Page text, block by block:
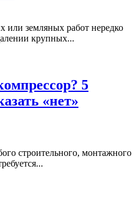
или земляных работ нередко
крупных...
5
«нет»
строительного, монтажного